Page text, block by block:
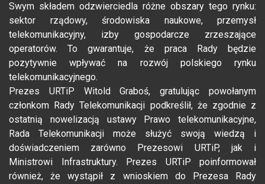
Swym składem odzwierciedla różne obszary tego rynku:
sektor rządowy, środowiska naukowe, przemysł
telekomunikacyjny, izby gospodarcze zrzeszające
operatorów. To gwarantuje, że praca Rady będzie
pozytywnie wpływać na rozwój polskiego rynku
telekomunikacyjnego.
Prezes URTiP Witold Graboś, gratulując powołanym
członkom Rady Telekomunikacji podkreślił, że zgodnie z
ostatnią nowelizacją ustawy Prawo telekomunikacyjne,
Rada Telekomunikacji może służyć swoją wiedzą i
doświadczeniem zarówno Prezesowi URTiP, jak i
Ministrowi Infrastruktury. Prezes URTiP poinformował
również, że wystąpił z wnioskiem do Prezesa Rady